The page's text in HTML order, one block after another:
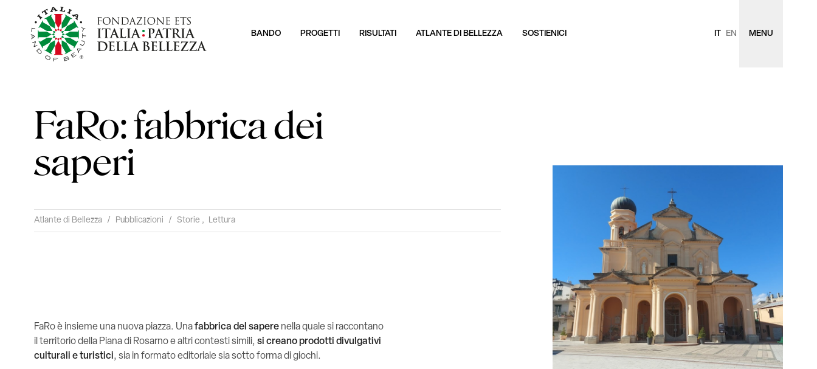
BANDO PROGETTI RISULTATI ATLANTE DI BELLEZZA SOSTIENICI IT EN MENU
FaRo: fabbrica dei
saperi
Atlante di Bellezza / Pubblicazioni / Storie , Lettura
FaRo è insieme una nuova piazza. Unafabbrica del sapere nella quale si raccontano
il territorio della Piana di Rosarno e altri contesti simili, si creanoprodotti divulgativi
culturali e turistici, sia in formato editoriale sia sotto forma di giochi.